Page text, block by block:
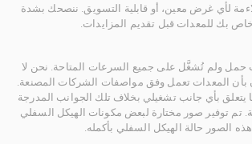
لأي غرض معين، أو قابلية التسويق. ننصحك بشدة
بك للمعدات قبل تقديم المزايدات.
حمل ولم تُشغَّل على جميع السرعات المتاحة. نحن لا
بأن المعدات تعمل وفق مواصفات الشركات المصنعة.
بأي جانب تشغيلي بخلاف تلك الجوانب المدرجة
تم توفير صور مختارة لبعض مكونات الهيكل السفلي
الصور حالة الهيكل السفلي بأكمله.